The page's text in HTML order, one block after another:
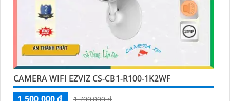
CAMERA WIFI EZVIZ CS-CB1-R100-1K2WF
1,700,000 ₫